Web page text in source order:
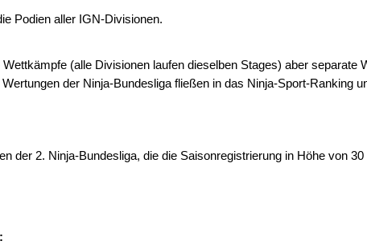
Podien aller IGN-Divisionen.
(alle Divisionen laufen dieselben Stages) aber
der Ninja-Bundesliga fließen in das Ninja-Sport-Ranking
der 2. Ninja-Bundesliga, die die Saisonregistrierung in Höhe von